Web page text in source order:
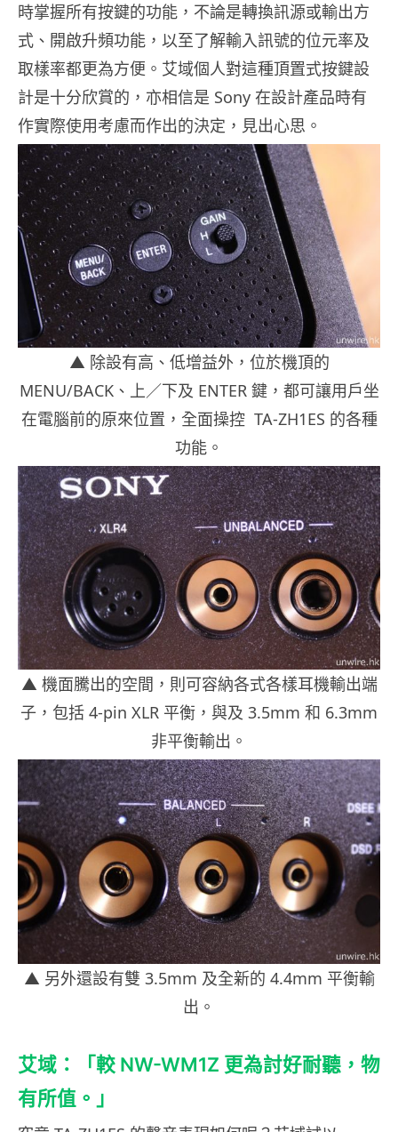
時掌握所有按鍵的功能，不論是轉換訊源或輸出方
式、開啟升頻功能，以至了解輸入訊號的位元率及
取樣率都更為方便。艾域個人對這種頂置式按鍵設
計是十分欣賞的，亦相信是 Sony 在設計產品時有
作實際使用考慮而作出的決定，見出心思。
▲ 除設有高、低增益外，位於機頂的
MENU/BACK、上／下及 ENTER 鍵，都可讓用戶坐
在電腦前的原來位置，全面操控 TA-ZH1ES 的各種
功能。
▲ 機面騰出的空間，則可容納各式各樣耳機輸出端
子，包括 4-pin XLR 平衡，與及 3.5mm 和 6.3mm
非平衡輸出。
▲ 另外還設有雙 3.5mm 及全新的 4.4mm 平衡輸
出。
艾域：「較 NW-WM1Z 更為討好耐聽，物
有所值。」